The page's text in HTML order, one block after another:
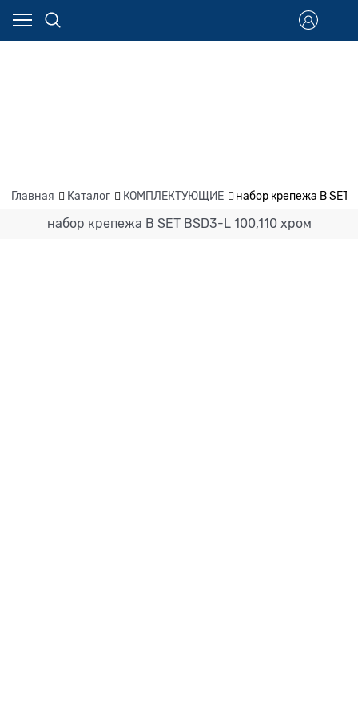
Главная Каталог КОМПЛЕКТУЮЩИЕ набор крепежа B SET
набор крепежа B SET BSD3-L 100,110 хром